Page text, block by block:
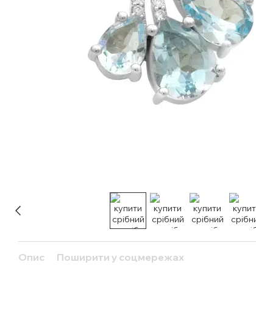
Опис Поширити у соцмережах